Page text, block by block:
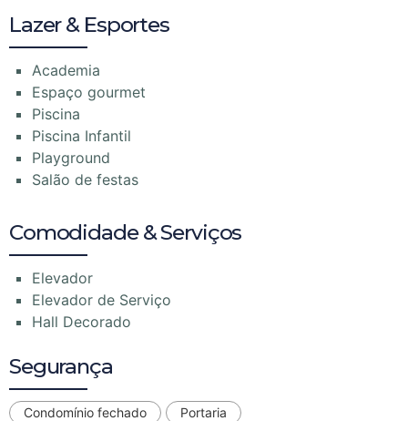
Lazer & Esportes
Academia
Espaço gourmet
Piscina
Piscina Infantil
Playground
Salão de festas
Comodidade & Serviços
Elevador
Elevador de Serviço
Hall Decorado
Segurança
Condomínio fechado Portaria